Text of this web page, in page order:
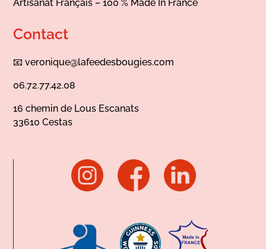
Artisanat Français – 100 % Made In France
Contact
📧veronique@lafeedesbougies.com
06.72.77.42.08
16 chemin de Lous Escanats
33610 Cestas